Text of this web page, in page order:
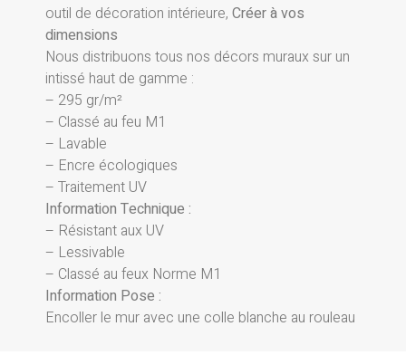
outil de décoration intérieure, Créer à vos
dimensions
Nous distribuons tous nos décors muraux sur un
intissé haut de gamme :
– 295 gr/m²
– Classé au feu M1
– Lavable
– Encre écologiques
– Traitement UV
Information Technique :
– Résistant aux UV
– Lessivable
– Classé au feux Norme M1
Information Pose :
Encoller le mur avec une colle blanche au rouleau